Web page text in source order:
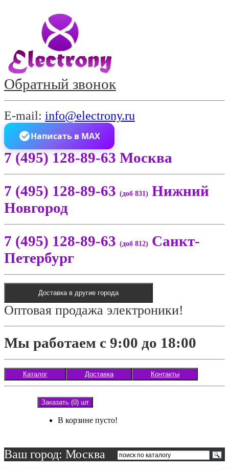
Обратный звонок
E-mail: info@electrony.ru
Написать в MAX
7 (495) 128-89-63 Москва
7 (495) 128-89-63 (доб 831) Нижний
Новгород
7 (495) 128-89-63 (доб 812) Санкт-
Петербург
Доставка в другие города
Оптовая продажа электроники!
Мы работаем с 9:00 до 18:00
Каталог Доставка Контакты
Заказать (0) шт
В корзине пусто!
Ваш город: Москва